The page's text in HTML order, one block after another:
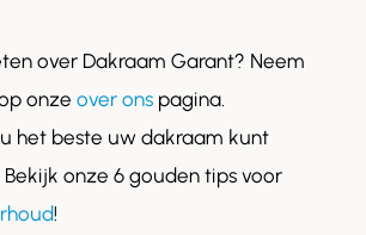
over Dakraam Garant? Neem
onze over ons pagina.
het beste uw dakraam kunt
onze 6 gouden tips voor
!